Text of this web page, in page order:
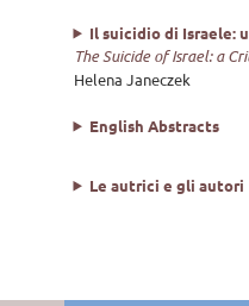
Il suicidio di Israele:
The Suicide of Israel: a
Helena Janeczek
English Abstracts
Le autrici e gli autori